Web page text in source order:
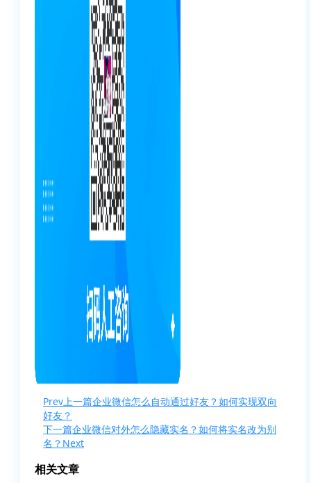
Prev上一篇企业微信怎么自动通过好友？如何实现双向
好友？
下一篇企业微信对外怎么隐藏实名？如何将实名改为别
名？ Next
相关文章